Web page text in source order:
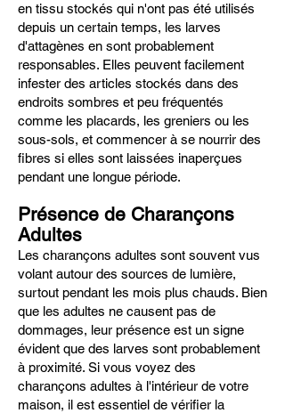
en tissu stockés qui n'ont pas été utilisés
depuis un certain temps, les larves
d'attagènes en sont probablement
responsables. Elles peuvent facilement
infester des articles stockés dans des
endroits sombres et peu fréquentés
comme les placards, les greniers ou les
sous-sols, et commencer à se nourrir des
fibres si elles sont laissées inaperçues
pendant une longue période.
Présence de Charançons
Adultes
Les charançons adultes sont souvent vus
volant autour des sources de lumière,
surtout pendant les mois plus chauds. Bien
que les adultes ne causent pas de
dommages, leur présence est un signe
évident que des larves sont probablement
à proximité. Si vous voyez des
charançons adultes à l'intérieur de votre
maison, il est essentiel de vérifier la